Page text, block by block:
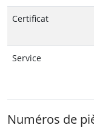
Certificat
Service
Numéros de